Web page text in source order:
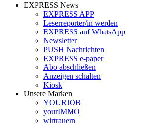
EXPRESS News
EXPRESS APP
Leserreporter/in werden
EXPRESS auf WhatsApp
Newsletter
PUSH Nachrichten
EXPRESS e-paper
Abo abschließen
Anzeigen schalten
Kiosk
Unsere Marken
YOURJOB
yourIMMO
wirtrauern